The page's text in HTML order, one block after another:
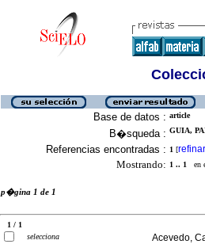
Base de datos : article
B�squeda : GUIA,
Referencias encontradas : 1 [refinar
Mostrando: 1 .. 1 en
p�gina 1 de 1
1 / 1
selecciona
Acevedo,